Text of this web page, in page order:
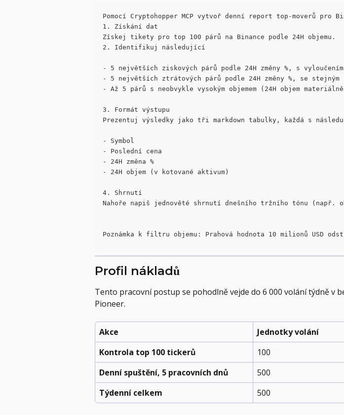
Pomocí Cryptohopper MCP vytvoř denní report top-moverů pro
1. Získání dat
Získej tikety pro top 100 párů na Binance podle 24H objemu.
2. Identifikuj následující
- 5 největších ziskových párů podle 24H změny %, s
- 5 největších ztrátových párů podle 24H změny %, se
- Až 5 párů s neobvykle vysokým objemem (24H objem
3. Formát výstupu
Prezentuj výsledky jako tři markdown tabulky, každá s
- Symbol
- Poslední cena
- 24H změna %
- 24H objem (v kotované aktivum)
4. Shrnutí
Nahoře napiš jednověté shrnutí dnešního tržního tónu (např.
Poznámka k filtru objemu: Prahová hodnota 10 milionů USD
Profil nákladů
Tento pracovní postup se pohodlně vejde do 6 000 volání týdně v
Pioneer.
Akce
Jednotky volání
Kontrola top 100 tickerů
100
Denní spuštění, 5 pracovních dnů
500
Týdenní celkem
500